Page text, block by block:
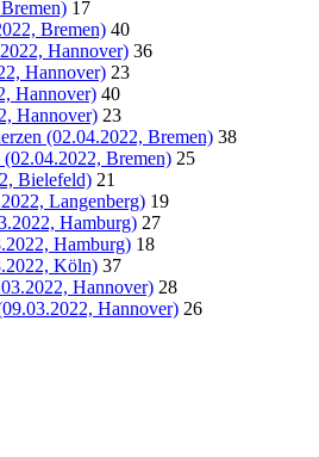
17
Bremen) 40
Hannover) 36
Hannover) 23
Hannover) 40
Hannover) 23
(02.04.2022, Bremen) 38
(02.04.2022, Bremen) 25
Bielefeld) 21
Langenberg) 19
Hamburg) 27
Hamburg) 18
Köln) 37
Hannover) 28
Hannover) 26